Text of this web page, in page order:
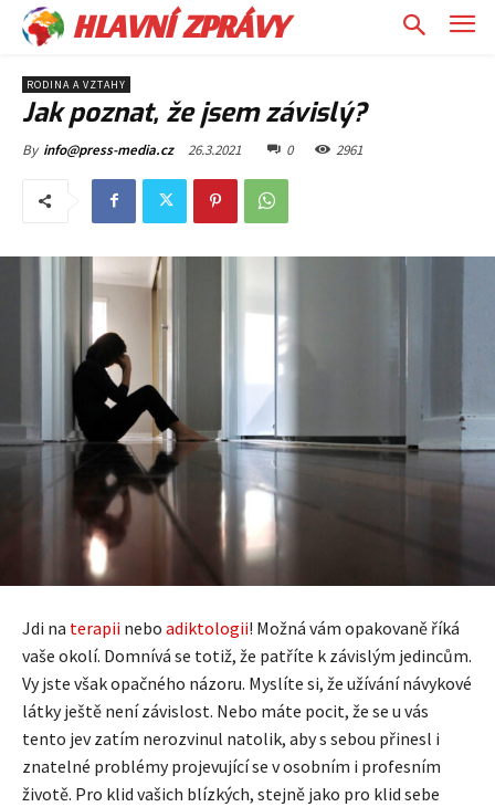
HLAVNÍ ZPRÁVY
RODINA A VZTAHY
Jak poznat, že jsem závislý?
By info@press-media.cz 26.3.2021 0 2961
Jdi na terapii nebo adiktologii! Možná vám opakovaně říká
vaše okolí. Domnívá se totiž, že patříte k závislým jedincům.
Vy jste však opačného názoru. Myslíte si, že užívání návykové
látky ještě není závislost. Nebo máte pocit, že se u vás
tento jev zatím nerozvinul natolik, aby s sebou přinesl i
znatelné problémy projevující se v osobním i profesním
životě. Pro klid vašich blízkých, stejně jako pro klid sebe